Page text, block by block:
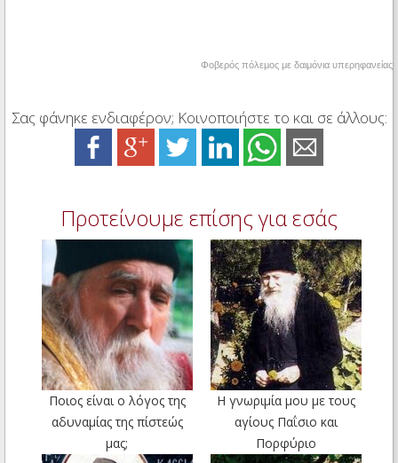
Φοβερός πόλεμος με δαιμόνια υπερηφανείας
Σας φάνηκε ενδιαφέρον; Κοινοποιήστε το και σε άλλους:
Προτείνουμε επίσης για εσάς
Ποιος είναι ο λόγος της
αδυναμίας της πίστεώς
μας;
Η γνωριμία μου με τους
αγίους Παΐσιο και
Πορφύριο